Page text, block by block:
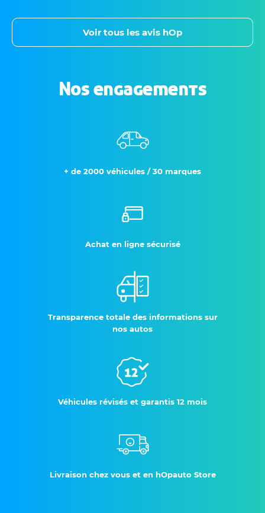
Voir tous les avis hOp
Nos engagements
+ de 2000 véhicules / 30 marques
Achat en ligne sécurisé
Transparence totale des informations sur
nos autos
Véhicules révisés et garantis 12 mois
Livraison chez vous et en hOpauto Store